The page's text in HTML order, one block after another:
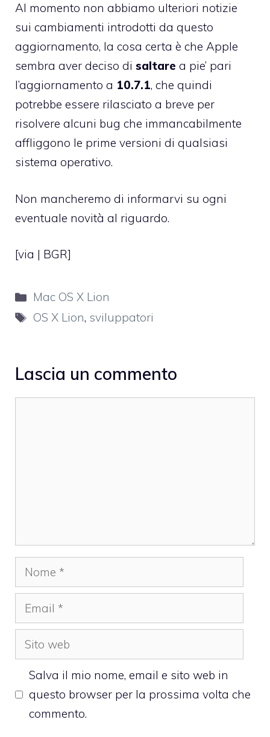
Al momento non abbiamo ulteriori notizie
sui cambiamenti introdotti da questo
aggiornamento, la cosa certa è che Apple
sembra aver deciso di saltare a pie’ pari
l’aggiornamento a 10.7.1, che quindi
potrebbe essere rilasciato a breve per
risolvere alcuni bug che immancabilmente
affliggono le prime versioni di qualsiasi
sistema operativo.
Non mancheremo di informarvi su ogni
eventuale novità al riguardo.
[via | BGR]
Categorie
Mac OS X Lion
Tag
OS X Lion, sviluppatori
Lascia un commento
Nome
Email
Sito
web
Salva il mio nome, email e sito web in
questo browser per la prossima volta che
commento.